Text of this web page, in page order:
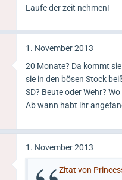
Laufe der zeit nehmen!
1. November 2013
20 Monate? Da kommt
sie in den bösen Stock
SD? Beute oder Wehr?
Ab wann habt ihr
1. November 2013
Zitat von